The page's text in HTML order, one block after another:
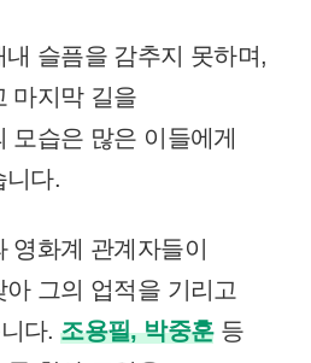
슬픔을 감추지 못하며,
마지막 길을
모습은 많은 이들에게
니다.
영화계 관계자들이
그의 업적을 기리고
니다.조용필, 박중훈등